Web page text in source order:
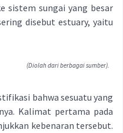
sistem sungai yang besar
disebut estuary, yaitu
(Diolah dari berbagai sumber).
bahwa sesuatu yang
Kalimat pertama pada
kebenaran tersebut.